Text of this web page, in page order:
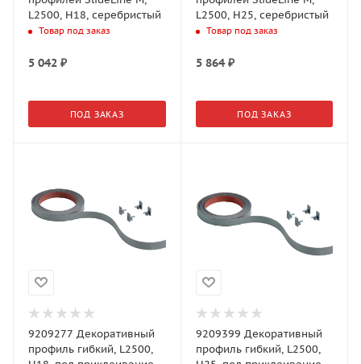
L2500, H18, серебристый
Товар под заказ
5 042 ₽
ПОД ЗАКАЗ
L2500, H25, серебристый
Товар под заказ
5 864₽
ПОД ЗАКАЗ
9209277 Декоративный
профиль гибкий, L2500,
9209399 Декоративный
профиль гибкий, L2500,